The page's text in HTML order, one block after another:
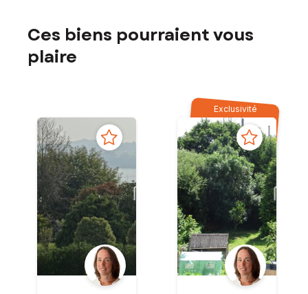
Ces biens pourraient vous
plaire
Exclusivité